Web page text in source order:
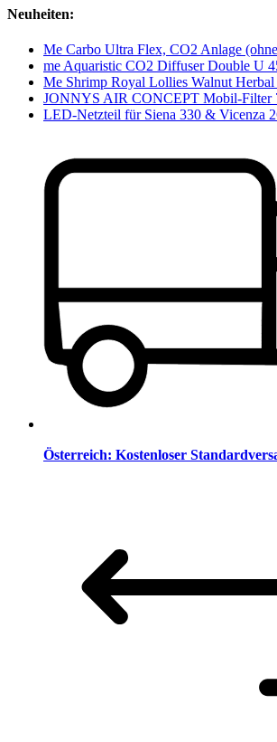
Neuheiten:
Me Carbo Ultra Flex, CO2 Anlage
me Aquaristic CO2 Diffuser Double U
Me Shrimp Royal Lollies Walnut Herbal
JONNYS AIR CONCEPT Mobil-Filter
LED-Netzteil für Siena 330 & Vicenza
Österreich: Kostenloser